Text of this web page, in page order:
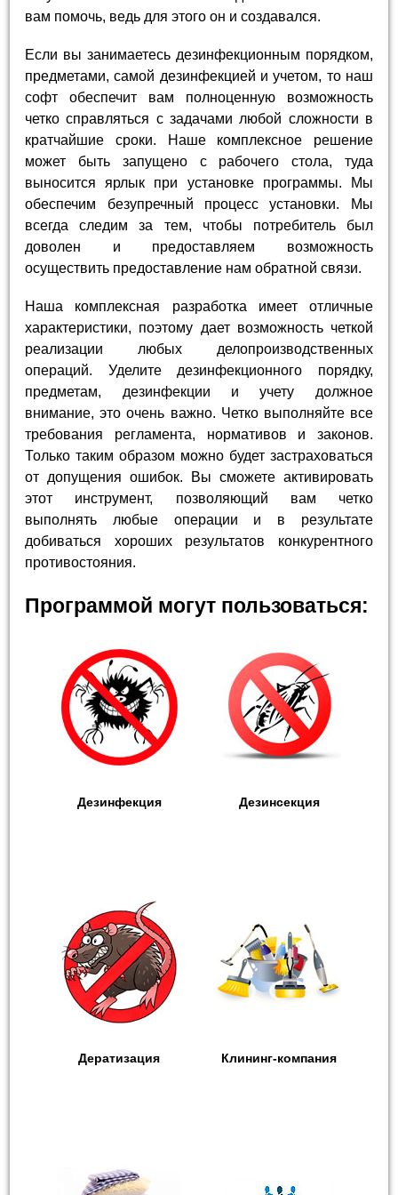
вам помочь, ведь для этого он и создавался.
Если вы занимаетесь дезинфекционным порядком,
предметами, самой дезинфекцией и учетом, то наш
софт обеспечит вам полноценную возможность
четко справляться с задачами любой сложности в
кратчайшие сроки. Наше комплексное решение
может быть запущено с рабочего стола, туда
выносится ярлык при установке программы. Мы
обеспечим безупречный процесс установки. Мы
всегда следим за тем, чтобы потребитель был
доволен и предоставляем возможность
осуществить предоставление нам обратной связи.
Наша комплексная разработка имеет отличные
характеристики, поэтому дает возможность четкой
реализации любых делопроизводственных
операций. Уделите дезинфекционного порядку,
предметам, дезинфекции и учету должное
внимание, это очень важно. Четко выполняйте все
требования регламента, нормативов и законов.
Только таким образом можно будет застраховаться
от допущения ошибок. Вы сможете активировать
этот инструмент, позволяющий вам четко
выполнять любые операции и в результате
добиваться хороших результатов конкурентного
противостояния.
Программой могут пользоваться:
Дезинфекция Дезинсекция
Дератизация Клининг-компания